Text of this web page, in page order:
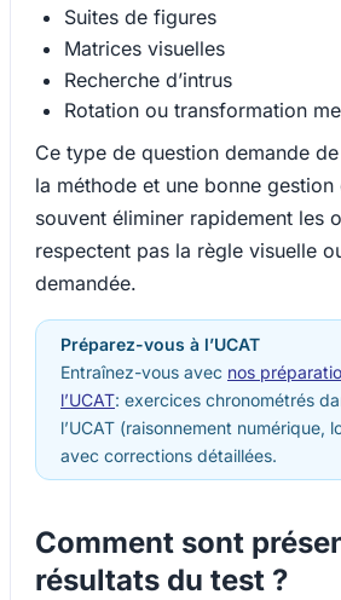
Suites de figures
Matrices visuelles
Recherche d’intrus
Rotation ou transformation
Ce type de question demande
la méthode et une bonne
souvent éliminer rapidement les
respectent pas la règle visuelle
demandée.
Préparez-vous à l’UCAT
Entraînez-vous avec nos
l’UCAT: exercices chronométrés
l’UCAT (raisonnement numérique,
avec corrections détaillées.
Comment sont
résultats du test ?